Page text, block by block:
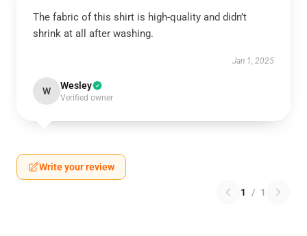
The fabric of this shirt is high-quality and didn’t
shrink at all after washing.
Jan 1, 2025
W Wesley
Verified owner
Write your review
1 / 1